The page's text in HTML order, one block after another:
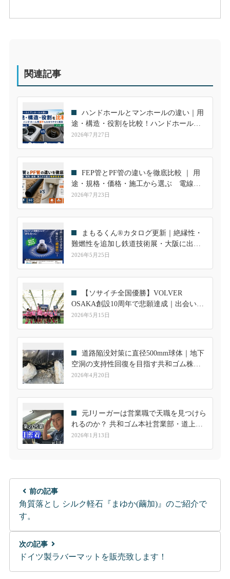
関連記事
ハンドホールとマンホールの違い｜用
途・構造・役割を比較！ハンドホール用
継手も解説
2026年7月27日
FEP管とPF管の違いを徹底比較 ｜ 用
途・規格・価格・施工から選ぶ 電線管
選定ガイド
2026年7月23日
まもるくん®カタログ更新｜絶縁性・
難燃性を追加し鉄道技術展・大阪に出展
します
2026年5月25日
【ソサイチ全国優勝】VOLVER
OSAKA創設10周年で悲願達成｜出会いが
繋いだ共和ゴムとのご縁
2026年5月15日
道路陥没対策に直径500mm球体｜地下
空洞の支持性回復を目指す共和ゴム株式
会社の新提案
2026年4月20日
元Jリーガーは営業職で天職を見つけら
れるのか？ 共和ゴム本社営業部・道上隼
人の一日に密着
2026年1月13日
前の記事
角質落とし シルク軽石『まゆか(繭加)』のご紹介で
す。
次の記事
ドイツ製ラバーマットを販売致します！